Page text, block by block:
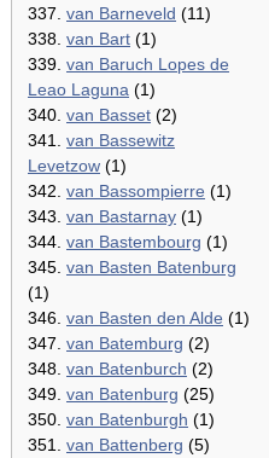
337. van Barneveld (11)
338. van Bart (1)
339. van Baruch Lopes de
Leao Laguna (1)
340. van Basset (2)
341. van Bassewitz
Levetzow (1)
342. van Bassompierre (1)
343. van Bastarnay (1)
344. van Bastembourg (1)
345. van Basten Batenburg
(1)
346. van Basten den Alde (1)
347. van Batemburg (2)
348. van Batenburch (2)
349. van Batenburg (25)
350. van Batenburgh (1)
351. van Battenberg (5)